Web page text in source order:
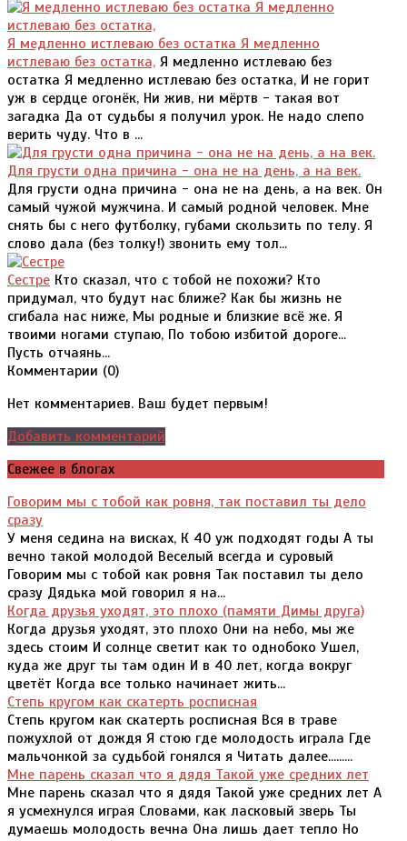
Я медленно истлеваю без остатка Я медленно
истлеваю без остатка, Я медленно истлеваю без
остатка Я медленно истлеваю без остатка, И не горит
уж в сердце огонёк, Ни жив, ни мёртв - такая вот
загадка Да от судьбы я получил урок. Не надо слепо
верить чуду. Что в ...
Для грусти одна причина - она не на день, а на век.
Для грусти одна причина - она не на день, а на век. Он
самый чужой мужчина. И самый родной человек. Мне
снять бы с него футболку, губами скользить по телу. Я
слово дала (без толку!) звонить ему тол...
Сестре Кто сказал, что с тобой не похожи? Кто
придумал, что будут нас ближе? Как бы жизнь не
сгибала нас ниже, Мы родные и близкие всё же. Я
твоими ногами ступаю, По тобою избитой дороге...
Пусть отчаянь...
Комментарии (0)
Нет комментариев. Ваш будет первым!
Добавить комментарий
Свежее в блогах
Говорим мы с тобой как ровня, так поставил ты дело
сразу
У меня седина на висках, К 40 уж подходят годы А ты
вечно такой молодой Веселый всегда и суровый
Говорим мы с тобой как ровня Так поставил ты дело
сразу Дядька мой говорил я на...
Когда друзья уходят, это плохо (памяти Димы друга)
Когда друзья уходят, это плохо Они на небо, мы же
здесь стоим И солнце светит как то однобоко Ушел,
куда же друг ты там один И в 40 лет, когда вокруг
цветёт Когда все только начинает жить...
Степь кругом как скатерть росписная
Степь кругом как скатерть росписная Вся в траве
пожухлой от дождя Я стою где молодость играла Где
мальчонкой за судьбой гонялся я Читать далее.........
Мне парень сказал что я дядя Такой уже средних лет
Мне парень сказал что я дядя Такой уже средних лет А
я усмехнулся играя Словами, как ласковый зверь Ты
думаешь молодость вечна Она лишь дает тепло Но